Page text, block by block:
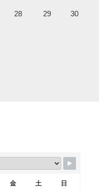
28 29 30
金 土 日